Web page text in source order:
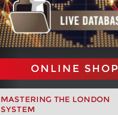
ONLINE SHOP
MASTERING THE LONDON
SYSTEM